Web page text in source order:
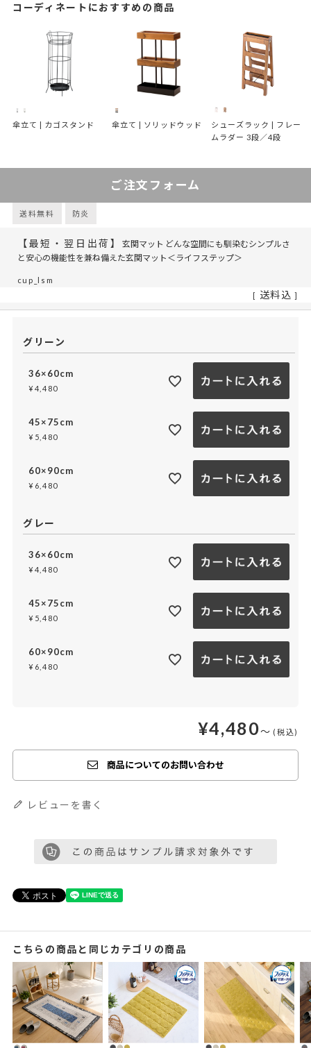
コーディネートにおすすめの商品
傘立て | カゴスタンド 傘立て | ソリッドウッド
シューズラック | フレー
ムラダー 3段／4段
ご注文フォーム
送料無料 防炎
【最短・翌日出荷】 玄関マット どんな空間にも馴染むシンプルさ
と安心の機能性を兼ね備えた玄関マット＜ライフステップ＞
cup_lsm
送料込
グリーン
36×60cm
¥ 4,480
45×75cm
¥ 5,480
60×90cm
¥ 6,480
グレー
36×60cm
¥ 4,480
45×75cm
¥ 5,480
60×90cm
¥ 6,480
¥4,480〜
商品についてのお問い合わせ
レビューを書く
こちらの商品と同じカテゴリの商品